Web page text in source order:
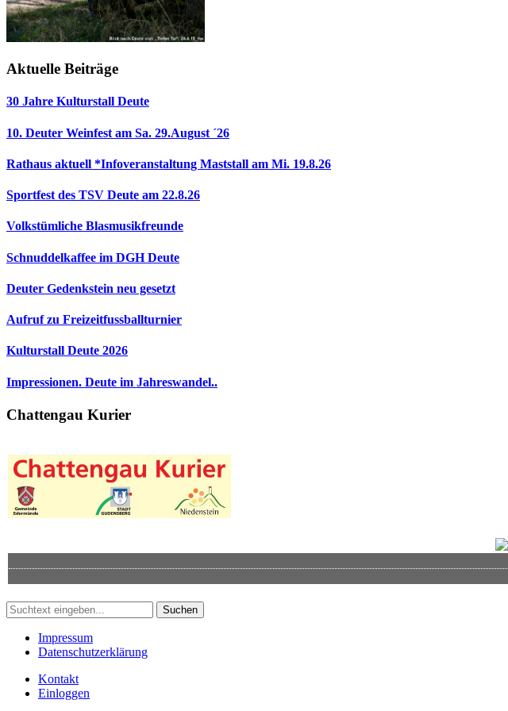
Aktuelle Beiträge
30 Jahre Kulturstall Deute
10. Deuter Weinfest am Sa. 29.August ´26
Rathaus aktuell *Infoveranstaltung Maststall am Mi. 19.8.26
Sportfest des TSV Deute am 22.8.26
Volkstümliche Blasmusikfreunde
Schnuddelkaffee im DGH Deute
Deuter Gedenkstein neu gesetzt
Aufruf zu Freizeitfussballturnier
Kulturstall Deute 2026
Impressionen. Deute im Jahreswandel..
Chattengau Kurier
Suchen
Impressum
Datenschutzerklärung
Kontakt
Einloggen